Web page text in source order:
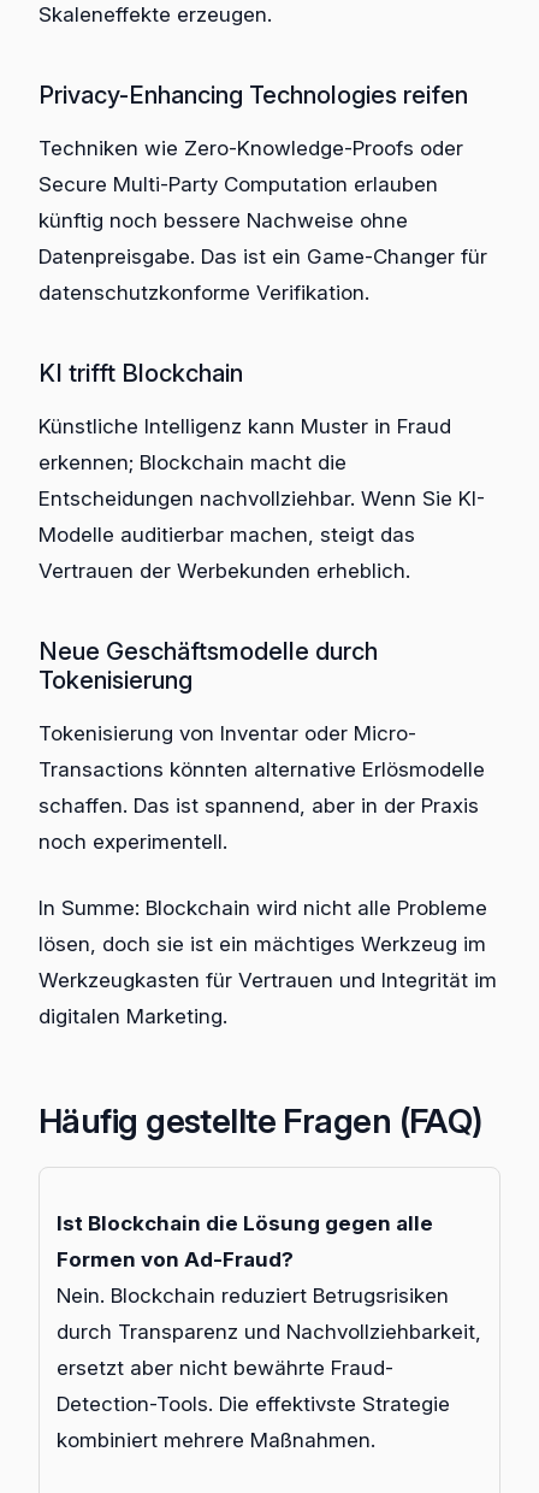
Skaleneffekte erzeugen.
Privacy-Enhancing Technologies reifen
Techniken wie Zero-Knowledge-Proofs oder
Secure Multi-Party Computation erlauben
künftig noch bessere Nachweise ohne
Datenpreisgabe. Das ist ein Game-Changer für
datenschutzkonforme Verifikation.
KI trifft Blockchain
Künstliche Intelligenz kann Muster in Fraud
erkennen; Blockchain macht die
Entscheidungen nachvollziehbar. Wenn Sie KI-
Modelle auditierbar machen, steigt das
Vertrauen der Werbekunden erheblich.
Neue Geschäftsmodelle durch
Tokenisierung
Tokenisierung von Inventar oder Micro-
Transactions könnten alternative Erlösmodelle
schaffen. Das ist spannend, aber in der Praxis
noch experimentell.
In Summe: Blockchain wird nicht alle Probleme
lösen, doch sie ist ein mächtiges Werkzeug im
Werkzeugkasten für Vertrauen und Integrität im
digitalen Marketing.
Häufig gestellte Fragen (FAQ)
Ist Blockchain die Lösung gegen alle
Formen von Ad-Fraud?
Nein. Blockchain reduziert Betrugsrisiken
durch Transparenz und Nachvollziehbarkeit,
ersetzt aber nicht bewährte Fraud-
Detection-Tools. Die effektivste Strategie
kombiniert mehrere Maßnahmen.